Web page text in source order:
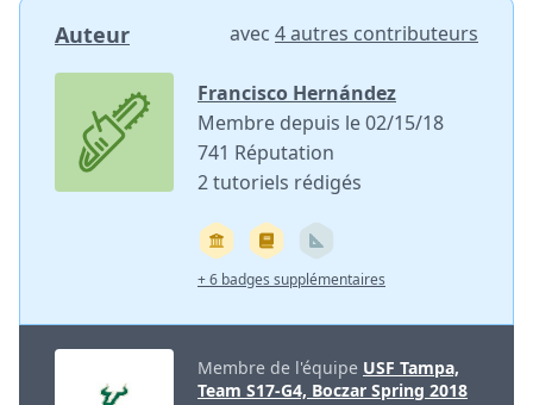
Auteur avec 4 autres contributeurs
Francisco Hernández
Membre depuis le 02/15/18
741 Réputation
2 tutoriels rédigés
+ 6 badges supplémentaires
Membre de l'équipe USF Tampa,
Team S17-G4, Boczar Spring 2018